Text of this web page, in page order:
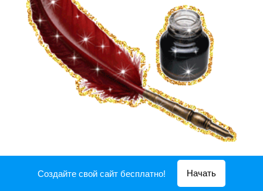
Обов*язковіполя
Создайте свой сайт бесплатно! Начать